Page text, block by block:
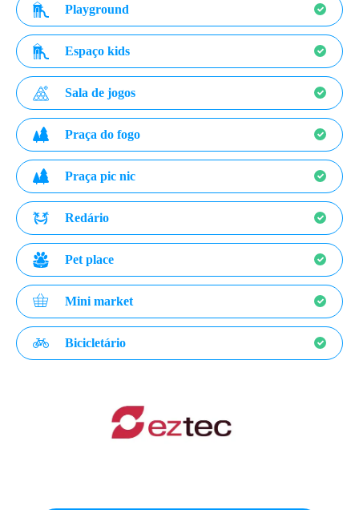
Playground
Espaço kids
Sala de jogos
Praça do fogo
Praça pic nic
Redário
Pet place
Mini market
Bicicletário